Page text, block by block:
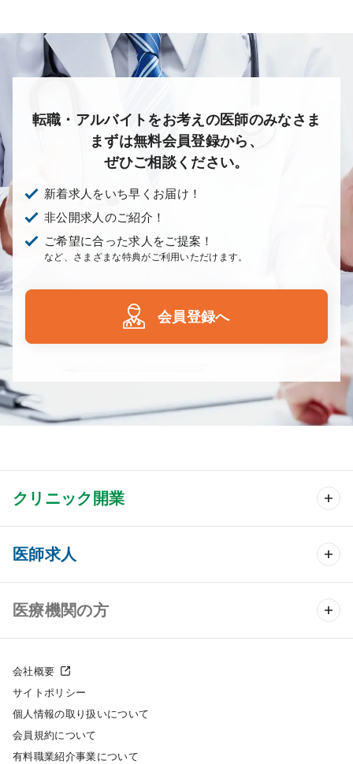
転職・アルバイトをお考えの医師のみなさま
まずは無料会員登録から、
ぜひご相談ください。
新着求人をいち早くお届け！
非公開求人のご紹介！
ご希望に合った求人をご提案！
など、さまざまな特典がご利用いただけます。
会員登録へ
クリニック開業
クリニック開業 TOP
クリニック物件検索
クリニックの開業スタイル
クリニック開業までの流れ
開業支援事例
医師求人
医師求人 TOP
常勤求人検索
スポット求人検索
医療機関の方
採用をお考えの医療機関の方
会社概要
サイトポリシー
個人情報の取り扱いについて
会員規約について
有料職業紹介事業について